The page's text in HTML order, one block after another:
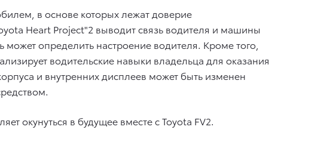
в основе которых лежат доверие
Heart Project"2 выводит связь водителя и машины
определить настроение водителя. Кроме того,
водительские навыки владельца для оказания
и внутренних дисплеев может быть изменен
окунуться в будущее вместе с Toyota FV2.